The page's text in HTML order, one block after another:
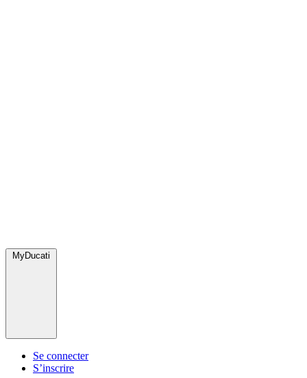
MyDucati
Se connecter
S’inscrire